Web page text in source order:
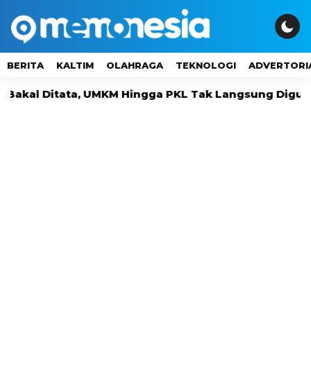
BERITA KALTIM OLAHRAGA TEKNOLOGI
UMKM Hingga PKL Tak Langsung Digusur